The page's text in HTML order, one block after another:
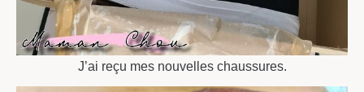
J’ai reçu mes nouvelles chaussures.